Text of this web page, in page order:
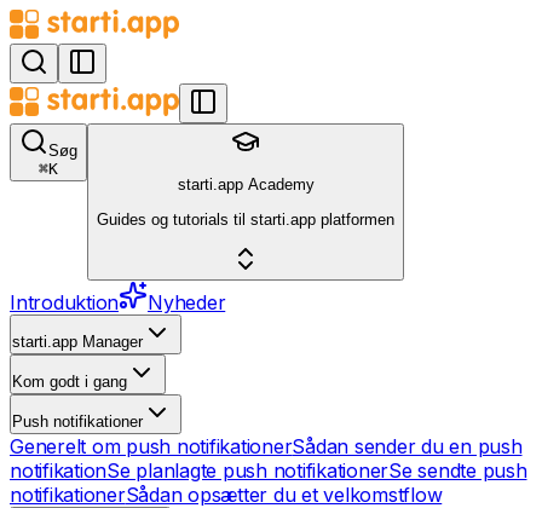
Søg
⌘K
starti.app Academy
Guides og tutorials til starti.app platformen
Introduktion Nyheder
starti.app Manager
Kom godt i gang
Push notifikationer
Generelt om push notifikationerSådan sender du en push
notifikationSe planlagte push notifikationerSe sendte push
notifikationerSådan opsætter du et velkomstflow